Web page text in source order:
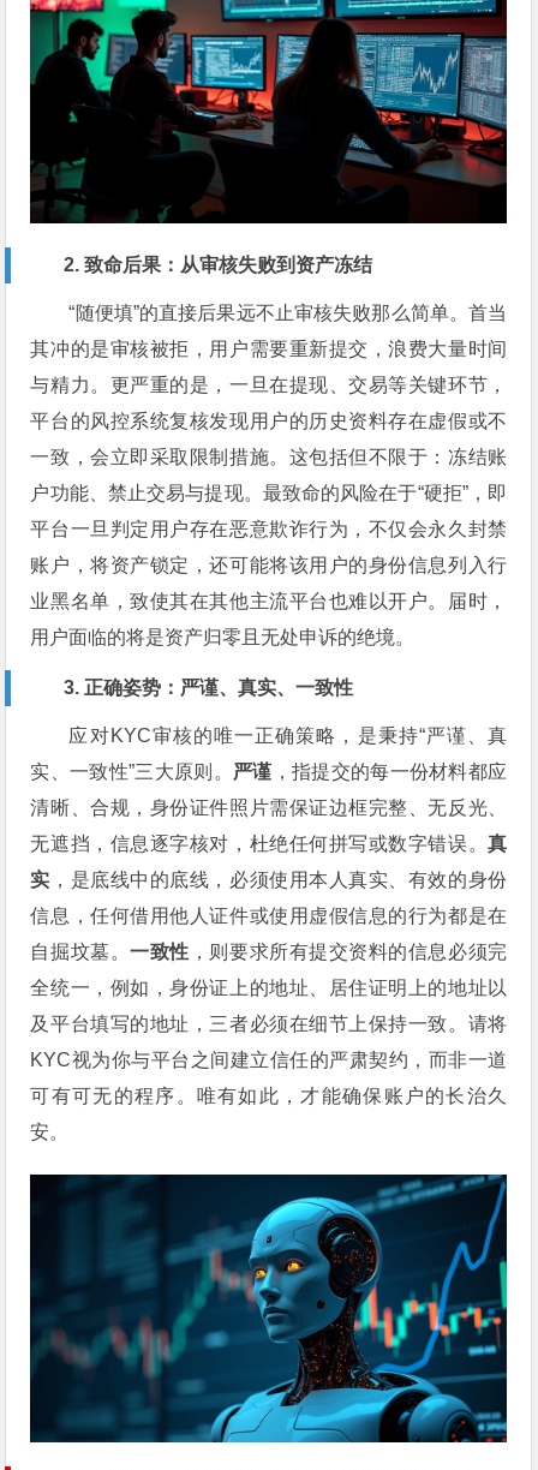
2. 致命后果：从审核失败到资产冻结
“随便填”的直接后果远不止审核失败那么简单。首当
其冲的是审核被拒，用户需要重新提交，浪费大量时间
与精力。更严重的是，一旦在提现、交易等关键环节，
平台的风控系统复核发现用户的历史资料存在虚假或不
一致，会立即采取限制措施。这包括但不限于：冻结账
户功能、禁止交易与提现。最致命的风险在于“硬拒”，即
平台一旦判定用户存在恶意欺诈行为，不仅会永久封禁
账户，将资产锁定，还可能将该用户的身份信息列入行
业黑名单，致使其在其他主流平台也难以开户。届时，
用户面临的将是资产归零且无处申诉的绝境。
3. 正确姿势：严谨、真实、一致性
应对KYC审核的唯一正确策略，是秉持“严谨、真
实、一致性”三大原则。 严谨 ，指提交的每一份材料都应
清晰、合规，身份证件照片需保证边框完整、无反光、
无遮挡，信息逐字核对，杜绝任何拼写或数字错误。真
实 ，是底线中的底线，必须使用本人真实、有效的身份
信息，任何借用他人证件或使用虚假信息的行为都是在
自掘坟墓。一致性 ，则要求所有提交资料的信息必须完
全统一，例如，身份证上的地址、居住证明上的地址以
及平台填写的地址，三者必须在细节上保持一致。请将
KYC视为你与平台之间建立信任的严肃契约，而非一道
可有可无的程序。唯有如此，才能确保账户的长治久
安。